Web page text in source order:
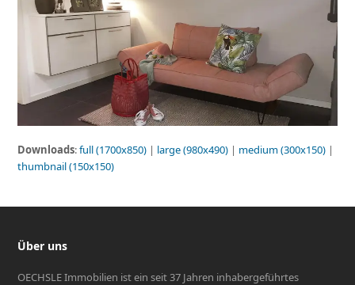
Downloads:full (1700x850) | large (980x490) | medium (300x150) |
thumbnail (150x150)
Über uns
OECHSLE Immobilien ist ein seit 37 Jahren inhabergeführtes